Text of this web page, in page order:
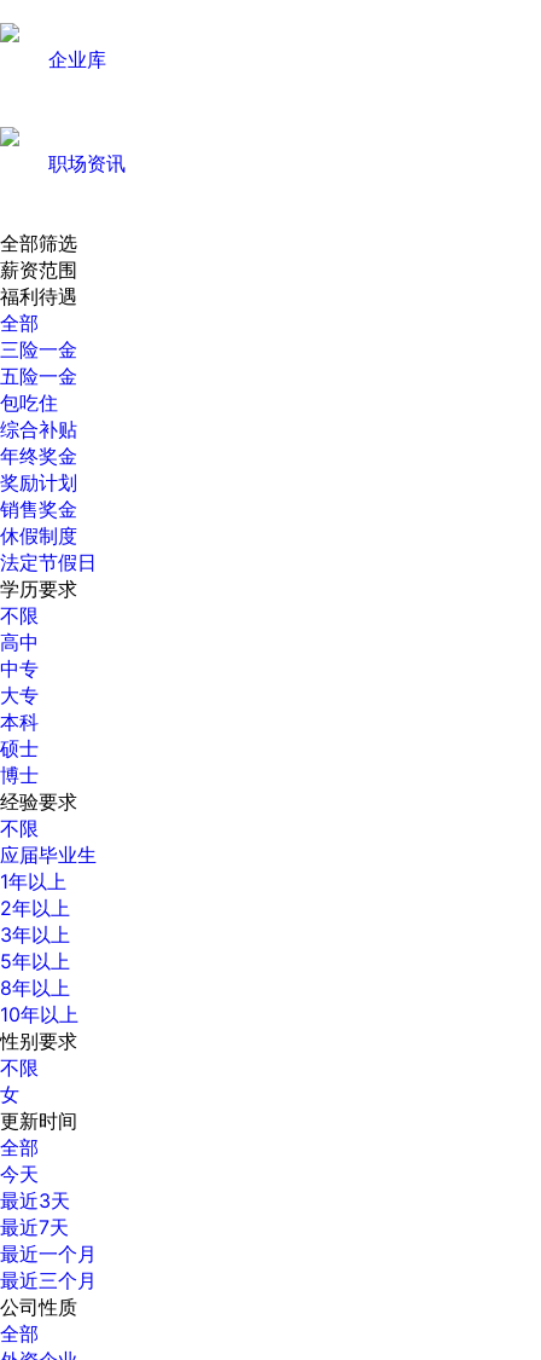
企业库
职场资讯
全部筛选
薪资范围
福利待遇
全部
三险一金
五险一金
包吃住
综合补贴
年终奖金
奖励计划
销售奖金
休假制度
法定节假日
学历要求
不限
高中
中专
大专
本科
硕士
博士
经验要求
不限
应届毕业生
1年以上
2年以上
3年以上
5年以上
8年以上
10年以上
性别要求
不限
女
更新时间
全部
今天
最近3天
最近7天
最近一个月
最近三个月
公司性质
全部